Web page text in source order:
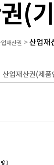
(
재산권 > 산업재
산업재산권(제품